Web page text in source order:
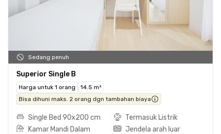
Sedang penuh
Superior Single B
Harga untuk 1 orang
14.5 m²
Bisa dihuni maks. 2 orang dgn tambahan biaya
Single Bed 90x200 cm
Termasuk Listrik
Kamar Mandi Dalam
Jendela arah luar